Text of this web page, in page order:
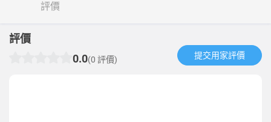
評價
評價
0.0(0 評價) 提交用家評價​